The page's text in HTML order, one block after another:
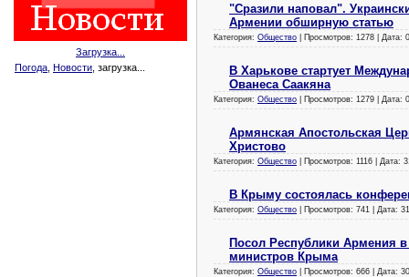
Загрузка...
Погода Новости , загрузка...
"Сразили наповал".
Армении обширную статью
Категория: Общество | Просмотров: 1278 | Дата:
В Харькове стартует
Ованеса Саакяна
Категория: Общество | Просмотров: 1279 | Дата:
Армянская Апостольская
Христово
Категория: Общество | Просмотров: 1116 | Дата:
В Крыму состоялась
Категория: Общество | Просмотров: 741 | Дата:
Посол Республики Армения в
министров Крыма
Категория: Общество | Просмотров: 666 | Дата: